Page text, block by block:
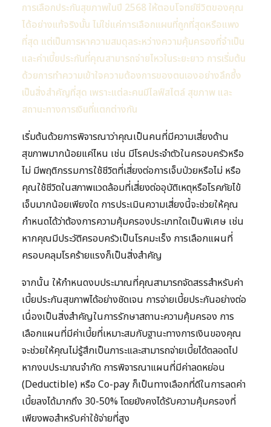
การเลือกประกันสุขภาพในปี 2568 ให้ตอบโจทย์ชีวิตของคุณ
ได้อย่างแท้จริงนั้น ไม่ใช่แค่การเลือกแผนที่ถูกที่สุดหรือแพง
ที่สุด แต่เป็นการหาความสมดุลระหว่างความคุ้มครองที่จำเป็น
และค่าเบี้ยประกันที่คุณสามารถจ่ายไหวในระยะยาว การเริ่มต้น
ด้วยการทำความเข้าใจความต้องการของตนเองอย่างลึกซึ้ง
เป็นสิ่งสำคัญที่สุด เพราะแต่ละคนมีไลฟ์สไตล์ สุขภาพ และ
สถานะทางการเงินที่แตกต่างกัน
เริ่มต้นด้วยการพิจารณาว่าคุณเป็นคนที่มีความเสี่ยงด้าน
สุขภาพมากน้อยแค่ไหน เช่น มีโรคประจำตัวในครอบครัวหรือ
ไม่ มีพฤติกรรมการใช้ชีวิตที่เสี่ยงต่อการเจ็บป่วยหรือไม่ หรือ
คุณใช้ชีวิตในสภาพแวดล้อมที่เสี่ยงต่ออุบัติเหตุหรือโรคภัยไข้
เจ็บมากน้อยเพียงใด การประเมินความเสี่ยงนี้จะช่วยให้คุณ
กำหนดได้ว่าต้องการความคุ้มครองประเภทใดเป็นพิเศษ เช่น
หากคุณมีประวัติครอบครัวเป็นโรคมะเร็ง การเลือกแผนที่
ครอบคลุมโรคร้ายแรงก็เป็นสิ่งสำคัญ
จากนั้น ให้กำหนดงบประมาณที่คุณสามารถจัดสรรสำหรับค่า
เบี้ยประกันสุขภาพได้อย่างชัดเจน การจ่ายเบี้ยประกันอย่างต่อ
เนื่องเป็นสิ่งสำคัญในการรักษาสถานะความคุ้มครอง การ
เลือกแผนที่มีค่าเบี้ยที่เหมาะสมกับฐานะทางการเงินของคุณ
จะช่วยให้คุณไม่รู้สึกเป็นภาระและสามารถจ่ายเบี้ยได้ตลอดไป
หากงบประมาณจำกัด การพิจารณาแผนที่มีค่าลดหย่อน
(Deductible) หรือ Co-pay ก็เป็นทางเลือกที่ดีในการลดค่า
เบี้ยลงได้มากถึง 30-50% โดยยังคงได้รับความคุ้มครองที่
เพียงพอสำหรับค่าใช้จ่ายที่สูง